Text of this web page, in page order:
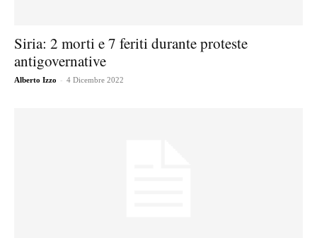
Siria: 2 morti e 7 feriti durante proteste
antigovernative
Alberto Izzo - 4 Dicembre 2022